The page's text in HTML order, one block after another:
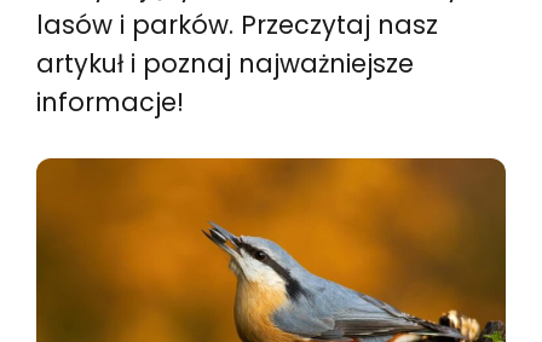
lasów i parków. Przeczytaj nasz
artykuł i poznaj najważniejsze
informacje!